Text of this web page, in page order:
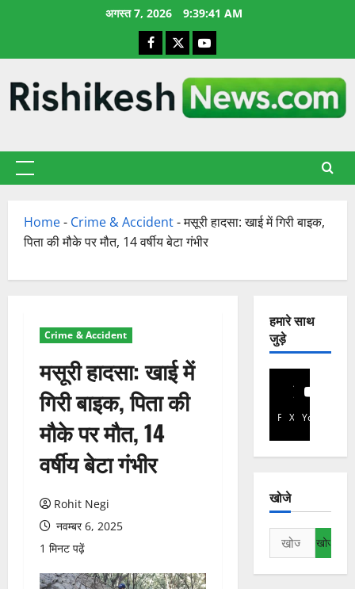
अगस्त 7, 2026 9:39:42 AM
Facebook
X YouTube
प्राथमिक
Home- Crime & Accident-मसूरी हादसा: खाई में गिरी बाइक,
पिता की मौके पर मौत, 14 वर्षीय बेटा गंभीर
Crime & Accident
मसूरी हादसा: खाई में
गिरी बाइक, पिता की
मौके पर मौत, 14
वर्षीय बेटा गंभीर
Rohit Negi
नवम्बर 6, 2025
1 मिनट पढ़ें
हमारे साथ
जुड़े
Facebook
X YouTube
खोजे
निम्न
को
खोजें: